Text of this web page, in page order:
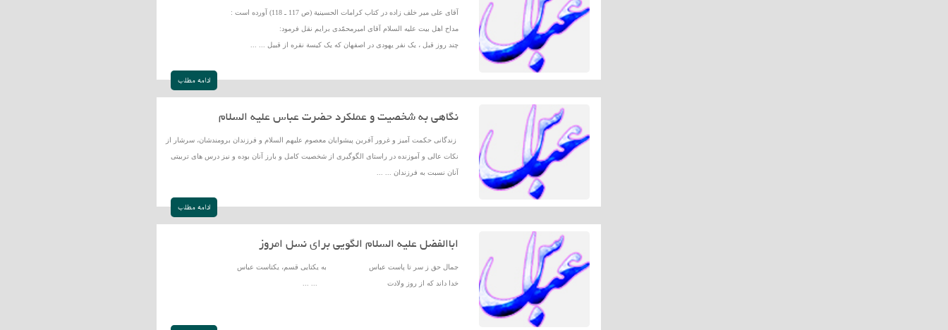
آقای علی میر خلف زاده در کتاب کرامات الحسینیة (ص 117 ـ 118) آورده است :
مداح اهل بیت علیه السلام آقای امیرمحمّدی برایم نقل فرمود:
چند روز قبل ، یک نفر یهودی در اصفهان که یک کیسة نقره از قبیل ... ...
ادامه مطلب
نگاهى به شخصیت و عملكرد حضرت عباس علیه السلام
زندگانى حكمت آمیز و غرور آفرین پیشوایان معصوم علیهم السلام و فرزندان برومندشان، سرشار از
نكات عالى و آموزنده در راستاى الگوگیرى از شخصیت كامل و بارز آنان بوده و نیز درس هاى تربیتى
آنان نسبت به فرزندان ... ...
ادامه مطلب
اباالفضل علیه السلام الگویی برای نسل امروز
جمال حق ز سر تا پاست عباس به یكتایى قسم، یكتاست عباس
خدا داند كه از روز ولادت ... ...